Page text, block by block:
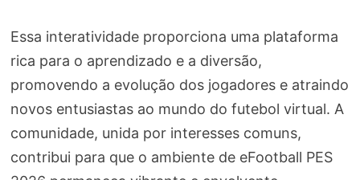
Essa interatividade proporciona uma plataforma
rica para o aprendizado e a diversão,
promovendo a evolução dos jogadores e atraindo
novos entusiastas ao mundo do futebol virtual. A
comunidade, unida por interesses comuns,
contribui para que o ambiente de eFootball PES